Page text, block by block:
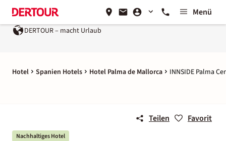
Menü
DERTOUR – macht Urlaub
Hotel Spanien Hotels Hotel Palma de Mallorca INNSIDE Palma
Teilen Favorit
Nachhaltiges Hotel